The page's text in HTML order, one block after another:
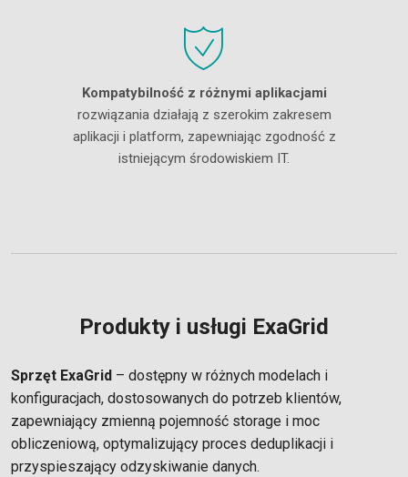
Kompatybilność z różnymi aplikacjami
rozwiązania działają z szerokim zakresem
aplikacji i platform, zapewniając zgodność z
istniejącym środowiskiem IT.
Produkty i usługi ExaGrid
Sprzęt ExaGrid – dostępny w różnych modelach i
konfiguracjach, dostosowanych do potrzeb klientów,
zapewniający zmienną pojemność storage i moc
obliczeniową, optymalizujący proces deduplikacji i
przyspieszający odzyskiwanie danych.